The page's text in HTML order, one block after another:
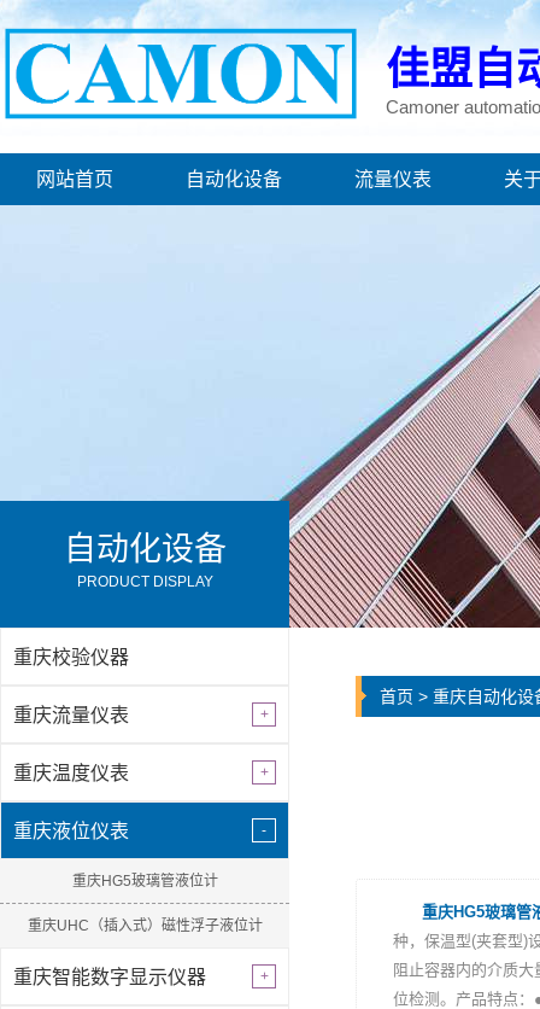
佳盟自
Camoner
网站首页 自动化设备 流量仪表 关
自动化设备
PRODUCT DISPLAY
重庆校验仪器
重庆流量仪表
重庆温度仪表
重庆液位仪表
重庆HG5玻璃管液位计
重庆UHC（插入式）磁性浮子液位计
重庆智能数字显示仪器
首页 > 重庆自动化设
重庆HG5玻璃管
种，保温型(夹套型)
阻止容器内的介质
位检测。产品特点